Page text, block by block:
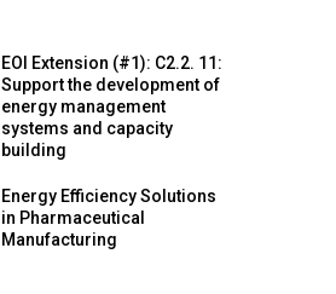
EOI Extension (#1): C2.2. 11:
Support the development of
energy management
systems and capacity
building
Energy Efficiency Solutions
in Pharmaceutical
Manufacturing